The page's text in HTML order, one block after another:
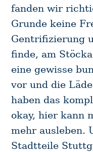
fanden wir
Grunde keine
Gentrifizierung
finde, am
eine gewisse
vor und die
haben das
okay, hier kann
mehr ausleben.
Stadtteile